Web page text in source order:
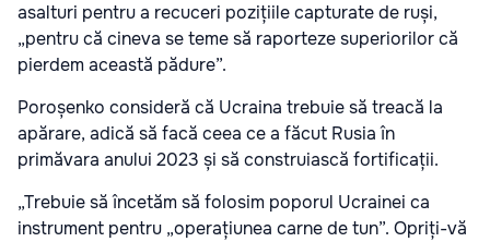
asalturi pentru a recuceri pozițiile capturate de ruși,
„pentru că cineva se teme să raporteze superiorilor că
pierdem această pădure”.
Poroșenko consideră că Ucraina trebuie să treacă la
apărare, adică să facă ceea ce a făcut Rusia în
primăvara anului 2023 și să construiască fortificații.
„Trebuie să încetăm să folosim poporul Ucrainei ca
instrument pentru „operațiunea carne de tun”. Opriți-vă